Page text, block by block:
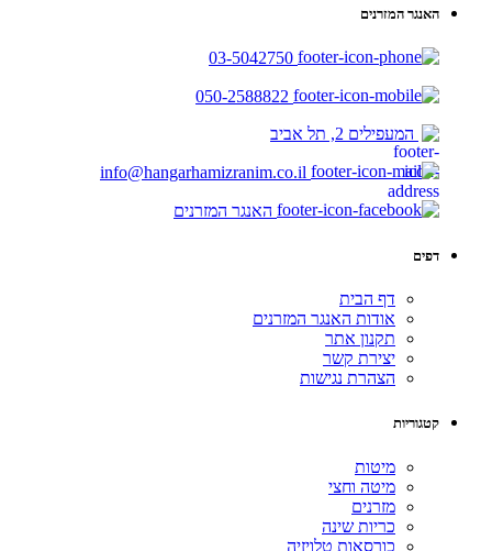
האנגר המזרנים
המעפילים 2, תל אביב
האנגר המזרנים
דפים
דף הבית
אודות האנגר המזרנים
תקנון אתר
יצירת קשר
הצהרת נגישות
קטגוריות
מיטות
מיטה וחצי
מזרנים
כריות שינה
כורסאות טלויזיה